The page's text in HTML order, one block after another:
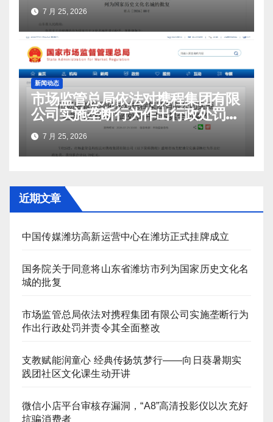
7 月 25, 2026
新闻动态
市场监管总局依法对携程集团有限
公司实施垄断行为作出行政处罚并
责令其全面整改
7 月 25, 2026
近期文章
中国传媒潍坊高新运营中心在潍坊正式挂牌成立
国务院关于同意将山东省潍坊市列为国家历史文化名
城的批复
市场监管总局依法对携程集团有限公司实施垄断行为
作出行政处罚并责令其全面整改
支教赋能润童心 经典传扬筑梦行——向日葵暑期实
践团社区文化课生动开讲
微信小店平台审核存漏洞，“A8”高清投影仪以次充好
坑骗消费者